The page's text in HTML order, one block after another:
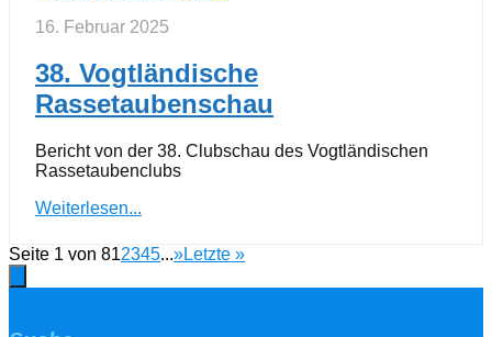
16. Februar 2025
38. Vogtländische
Rassetaubenschau
Bericht von der 38. Clubschau des Vogtländischen
Rassetaubenclubs
Weiterlesen...
Seite 1 von 812345...»Letzte »